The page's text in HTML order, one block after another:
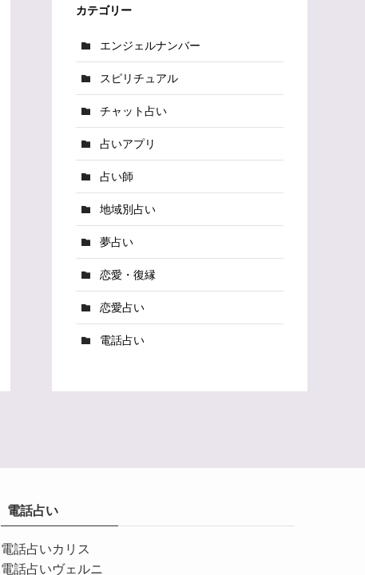
カテゴリー
エンジェルナンバー
スピリチュアル
チャット占い
占いアプリ
占い師
地域別占い
夢占い
恋愛・復縁
恋愛占い
電話占い
電話占い
電話占いカリス
電話占いヴェルニ